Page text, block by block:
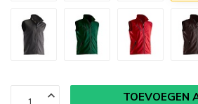
TOEVOEGEN